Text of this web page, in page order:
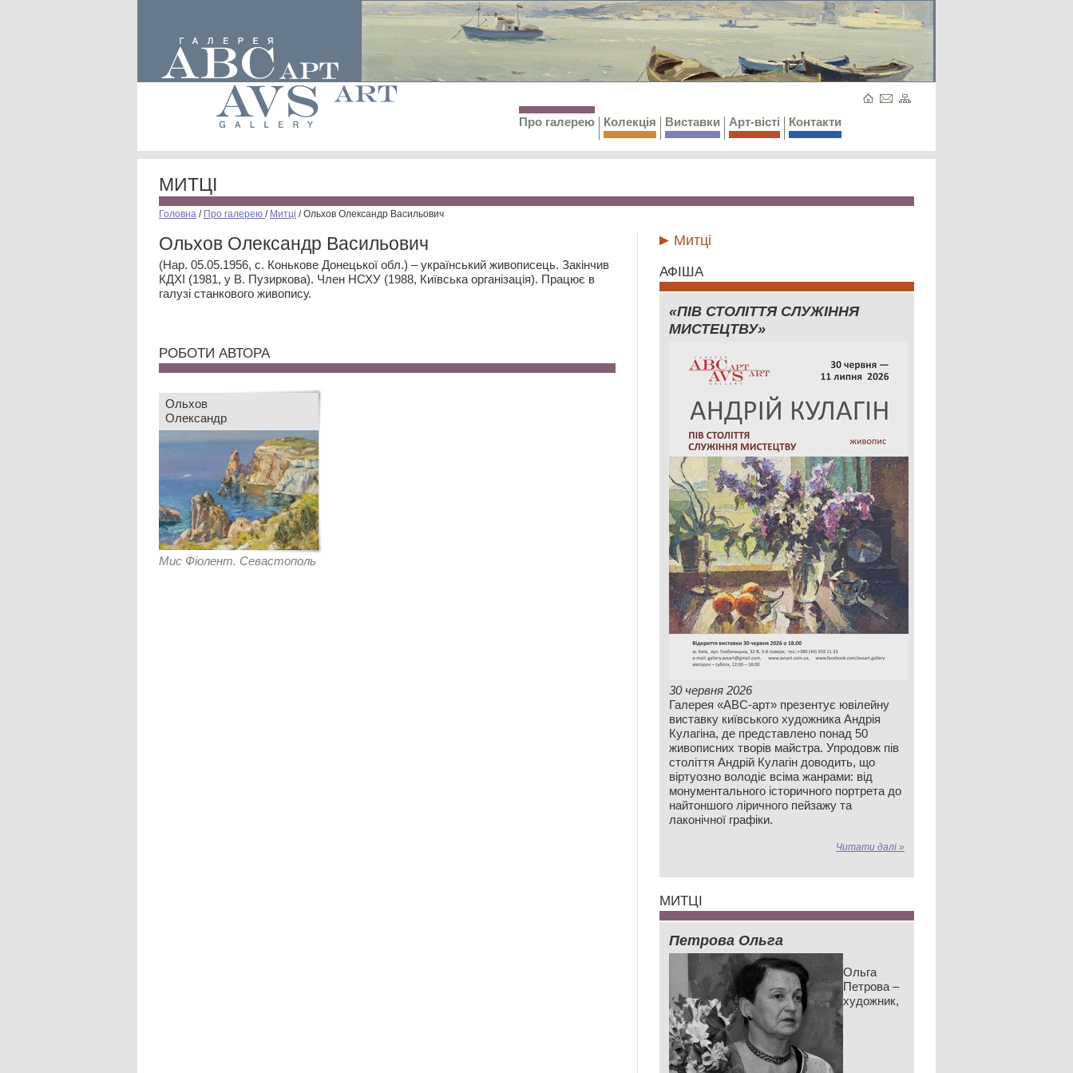
Про галерею Колекція Виставки Арт-вісті Контакти
МИТЦІ
Головна / Про галерею / Митці /Ольхов Олександр Васильович
Ольхов Олександр Васильович
(Нар. 05.05.1956, с. Конькове Донецької обл.) – український живописець. Закінчив
КДХІ (1981, у В. Пузиркова). Член НСХУ (1988, Київська організація). Працює в
галузі станкового живопису.
РОБОТИ АВТОРА
Ольхов
Олександр
Мис Фіолент. Севастополь
Митці
АФІША
«ПІВ СТОЛІТТЯ СЛУЖІННЯ
МИСТЕЦТВУ»
30 червня 2026
Галерея «АВС-арт» презентує ювілейну
виставку київського художника Андрія
Кулагіна, де представлено понад 50
живописних творів майстра. Упродовж пів
століття Андрій Кулагін доводить, що
віртуозно володіє всіма жанрами: від
монументального історичного портрета до
найтоншого ліричного пейзажу та
лаконічної графіки.
Читати далі »
МИТЦІ
Петрова Ольга
Ольга
Петрова –
художник,